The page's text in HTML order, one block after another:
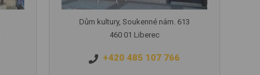
Dům kultury, Soukenné nám. 613
460 01 Liberec
+420 485 107 766